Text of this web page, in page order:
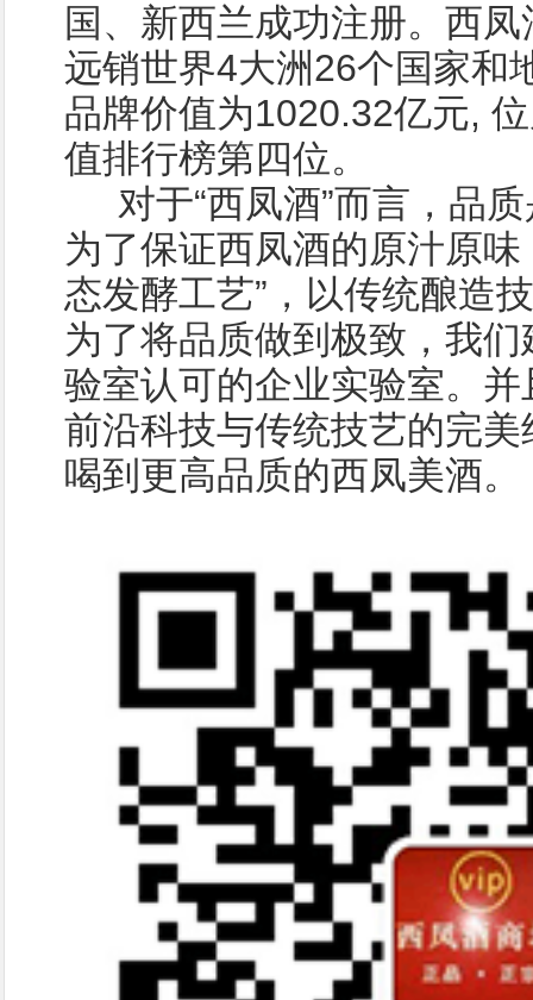
国、新西兰成功注册。西
远销世界4大洲26个国家和
品牌价值为1020.32亿元,
值排行榜第四位。
对于“西凤酒”而言，品
为了保证西凤酒的原汁原味
态发酵工艺”，以传统酿造
为了将品质做到极致，我
验室认可的企业实验室。并
前沿科技与传统技艺的完
喝到更高品质的西凤美酒。